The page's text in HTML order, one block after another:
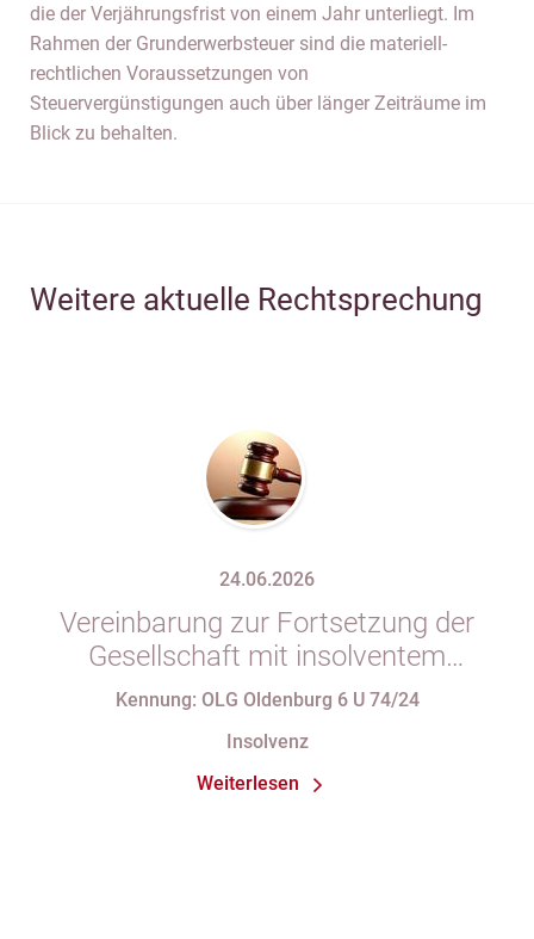
die der Verjährungsfrist von einem Jahr unterliegt. Im
Rahmen der Grunderwerbsteuer sind die materiell-
rechtlichen Voraussetzungen von
Steuervergünstigungen auch über länger Zeiträume im
Blick zu behalten.
Weitere aktuelle Rechtsprechung
24.06.2026
Vereinbarung zur Fortsetzung der
Gesellschaft mit insolventem
Gesellschafter in Gesellschaftsvertrag
Kennung: OLG Oldenburg 6 U 74/24
Insolvenz
Weiterlesen